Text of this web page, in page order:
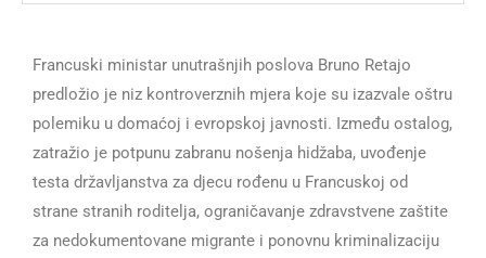
Francuski ministar unutrašnjih poslova Bruno Retajo
predložio je niz kontroverznih mjera koje su izazvale oštru
polemiku u domaćoj i evropskoj javnosti. Između ostalog,
zatražio je potpunu zabranu nošenja hidžaba, uvođenje
testa državljanstva za djecu rođenu u Francuskoj od
strane stranih roditelja, ograničavanje zdravstvene zaštite
za nedokumentovane migrante i ponovnu kriminalizaciju